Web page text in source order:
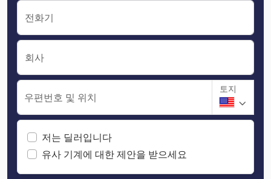
전화기
회사
우편번호 및 위치
토지
저는 딜러입니다
유사 기계에 대한 제안을 받으세요